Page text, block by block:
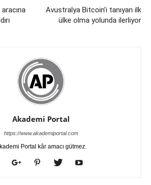
aracına
Avustralya Bitcoin’i tanıyan ilk
ülke olma yolunda ilerliyor
Akademi Portal
https://www.akademiportal.com
Portal kâr amacı gütmez.